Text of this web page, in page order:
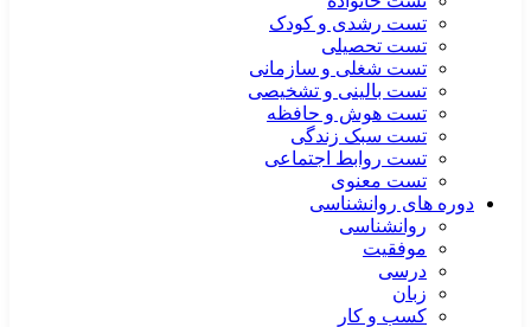
تست رشدی و کودک
تست تحصیلی
تست شغلی و سازمانی
تست بالینی و تشخیصی
تست هوش و حافظه
تست سبک زندگی
تست روابط اجتماعی
تست معنوی
دوره های روانشناسی
روانشناسی
موفقیت
درسی
زبان
کسب و کار